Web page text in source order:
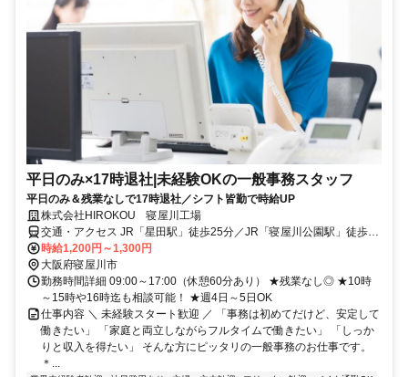
平日のみ×17時退社|未経験OKの一般事務スタッフ
平日のみ＆残業なしで17時退社／シフト皆勤で時給UP
株式会社HIROKOU 寝屋川工場
交通・アクセス JR「星田駅」徒歩25分／JR「寝屋川公園駅」徒歩25
分
時給1,200円～1,300円
大阪府寝屋川市
勤務時間詳細 09:00～17:00（休憩60分あり） ★残業なし◎ ★10時
～15時や16時迄も相談可能！ ★週4日～5日OK
仕事内容 ＼ 未経験スタート歓迎 ／ 「事務は初めてだけど、安定して
働きたい」 「家庭と両立しながらフルタイムで働きたい」 「しっか
りと収入を得たい」 そんな方にピッタリの一般事務のお仕事です。
＊...